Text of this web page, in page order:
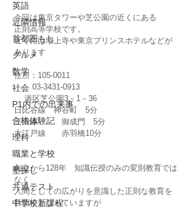
英語
近隣情報
首都圏もし
グルメ
数学
社会
P1内での出来事
合格体験記
理科
職業と学校
塾探し
共通テスト
中学校新課程
今回は東京タワーや芝公園の近くにある
正則高等学校です。
近くには増上寺や東京プリンスホテルなどが
あります
住所：105-0011
03-3431-0913
港区芝公園3－1－36
日比谷線　神谷町　5分
三田線　　　御成門　5分
大江戸線　　赤羽橋10分
創立から128年　知識伝授のみの変則教育では
なく
人間としての広がりを意識した正則な教育を
目指すとなっていますが